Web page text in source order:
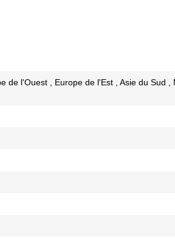
de l'Ouest , Europe de l'Est , Asie du Sud ,